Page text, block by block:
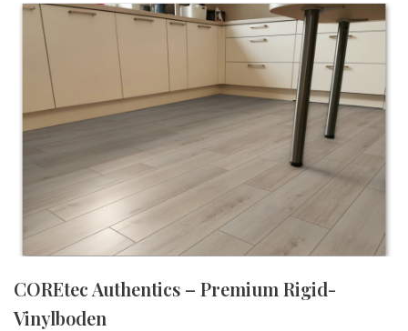
COREtec Authentics – Premium Rigid-
Vinylboden